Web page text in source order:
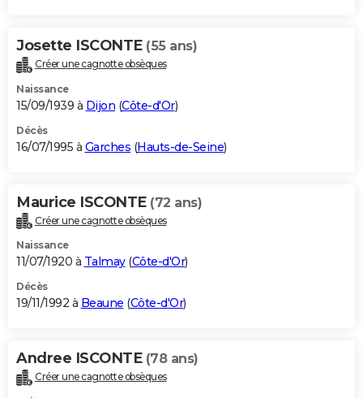
Josette ISCONTE (55 ans)
Créer une cagnotte obsèques
Naissance
15/09/1939 à Dijon (Côte-d'Or)
Décès
16/07/1995 à Garches (Hauts-de-Seine)
Maurice ISCONTE (72 ans)
Créer une cagnotte obsèques
Naissance
11/07/1920 à Talmay(Côte-d'Or)
Décès
19/11/1992 à Beaune (Côte-d'Or)
Andree ISCONTE (78 ans)
Créer une cagnotte obsèques